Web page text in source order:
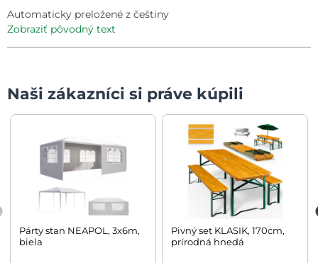
Automaticky preložené z češtiny
zobraziť pôvodný text
Naši zákazníci si práve kúpili
Párty stan NEAPOL, 3x6m,
biela
Pivný set KLASIK, 170cm,
prírodná hnedá